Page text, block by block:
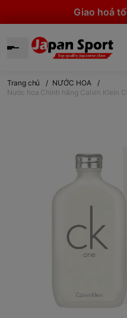
Giao hoả
Trang chủ / NƯỚC HOA
/
Nước hoa Chính hãng Calvin Klein